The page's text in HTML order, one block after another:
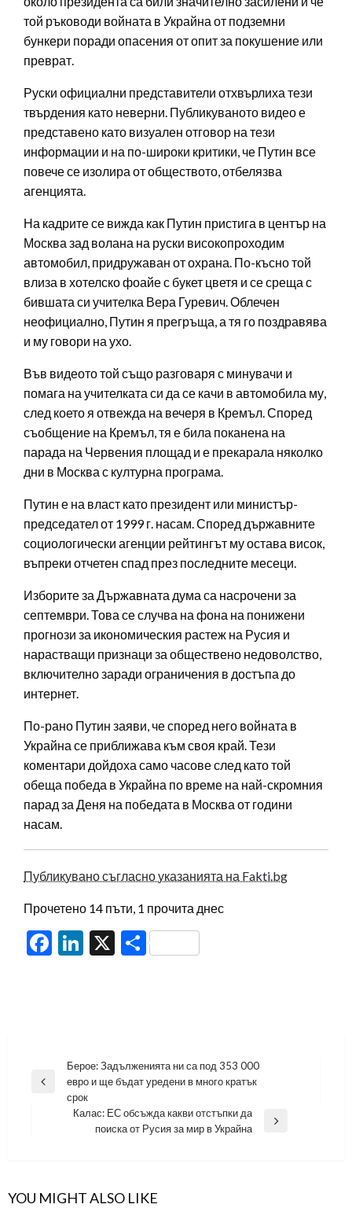
той ръководи войната в Украйна от подземни
бункери поради опасения от опит за покушение или
преврат.
Руски официални представители отхвърлиха тези
твърдения като неверни. Публикуваното видео е
представено като визуален отговор на тези
информации и на по-широки критики, че Путин все
повече се изолира от обществото, отбелязва
агенцията.
На кадрите се вижда как Путин пристига в център на
Москва зад волана на руски високопроходим
автомобил, придружаван от охрана. По-късно той
влиза в хотелско фоайе с букет цветя и се среща с
бившата си учителка Вера Гуревич. Облечен
неофициално, Путин я прегръща, а тя го поздравява
и му говори на ухо.
Във видеото той също разговаря с минувачи и
помага на учителката си да се качи в автомобила му,
след което я отвежда на вечеря в Кремъл. Според
съобщение на Кремъл, тя е била поканена на
парада на Червения площад и е прекарала няколко
дни в Москва с културна програма.
Путин е на власт като президент или министър-
председател от 1999 г. насам. Според държавните
социологически агенции рейтингът му остава висок,
въпреки отчетен спад през последните месеци.
Изборите за Държавната дума са насрочени за
септември. Това се случва на фона на понижени
прогнози за икономическия растеж на Русия и
нарастващи признаци за обществено недоволство,
включително заради ограничения в достъпа до
интернет.
По-рано Путин заяви, че според него войната в
Украйна се приближава към своя край. Тези
коментари дойдоха само часове след като той
обеща победа в Украйна по време на най-скромния
парад за Деня на победата в Москва от години
насам.
Публикувано съгласно указанията на Fakti.bg
Прочетено 14 пъти, 1 прочита днес
Facebook
LinkedIn
X Share
Навигация
Previous
Берое: Задълженията ни са под 353 000
евро и ще бъдат уредени в много кратък
срок
Калас: ЕС обсъжда какви отстъпки да
поиска от Русия за мир в Украйна
YOU MIGHT ALSO LIKE